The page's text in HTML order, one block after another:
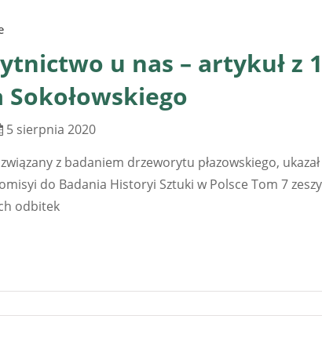
u nas – artykuł z
5 sierpnia 2020
z badaniem drzeworytu płazowskiego,
do Badania Historyi Sztuki w Polsce Tom 7
odbitek